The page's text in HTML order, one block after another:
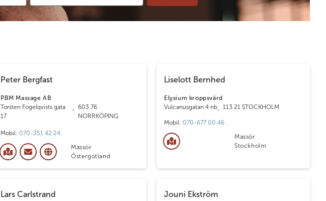
Peter Bergfast
PBM Massage AB
Torsten Fogelqvists gata
17
,
603 76
NORRKÖPING
Mobil: 070-351 42 24
Massör
Östergötland
Liselott Bernhed
Elysium kroppsvård
Vulcanusgatan 4 nb, 113 21 STOCKHOLM
Mobil: 070-677 00 46
Massör
Stockholm
Lars Carlstrand Jouni Ekström